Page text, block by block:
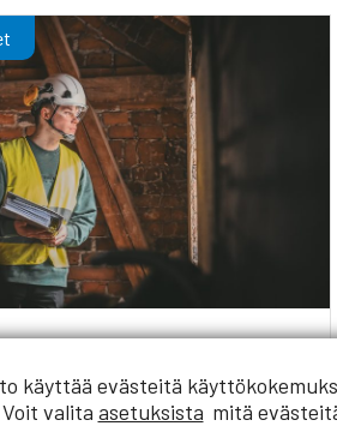
käyttää evästeitä
valita asetuksista mitä